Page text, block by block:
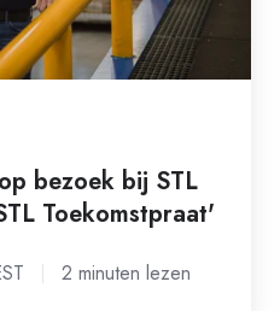
bezoek bij STL
Toekomstpraat'
2 minuten lezen